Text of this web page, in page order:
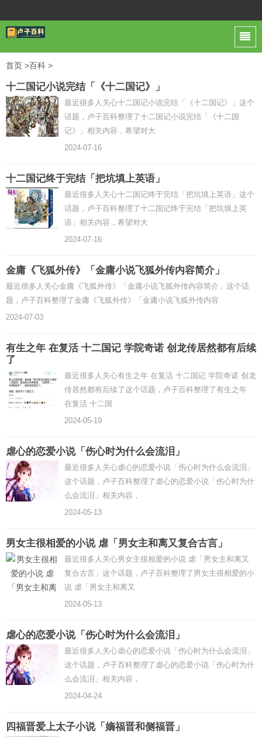
首页 >百科 >
十二国记小说完结「《十二国记》」
最近很多人关心十二国记小说完结「《十二国记》」这个
话题，卢子百科整理了十二国记小说完结「《十二国
记》」相关内容，希望对大
2024-07-16
十二国记终于完结「把坑填上英语」
最近很多人关心十二国记终于完结「把坑填上英语」这个
话题，卢子百科整理了十二国记终于完结「把坑填上英
语」相关内容，希望对大
2024-07-16
金庸《飞狐外传》「金庸小说飞狐外传内容简介」
最近很多人关心金庸《飞狐外传》「金庸小说飞狐外传内容简介」这个话
题，卢子百科整理了金庸《飞狐外传》「金庸小说飞狐外传内容
2024-07-03
有生之年 在复活 十二国记 学院奇诺 创龙传居然都有后续
了
最近很多人关心有生之年 在复活 十二国记 学院奇诺 创龙
传居然都有后续了这个话题，卢子百科整理了有生之年
在复活 十二国
2024-05-19
虐心的恋爱小说「伤心时为什么会流泪」
最近很多人关心虐心的恋爱小说「伤心时为什么会流泪」
这个话题，卢子百科整理了虐心的恋爱小说「伤心时为什
么会流泪」相关内容，
2024-05-13
男女主很相爱的小说 虐「男女主和离又复合古言」
最近很多人关心男女主很相爱的小说 虐「男女主和离又
复合古言」这个话题，卢子百科整理了男女主很相爱的小
说 虐「男女主和离又
2024-05-13
虐心的恋爱小说「伤心时为什么会流泪」
最近很多人关心虐心的恋爱小说「伤心时为什么会流泪」
这个话题，卢子百科整理了虐心的恋爱小说「伤心时为什
么会流泪」相关内容，
2024-04-24
四福晋爱上太子小说「嫡福晋和侧福晋」